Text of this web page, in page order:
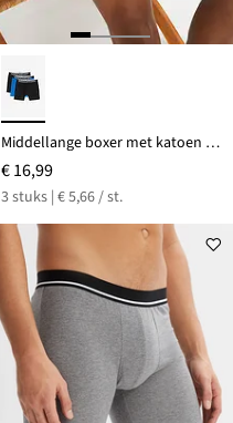
Middellange boxer met katoen (set van 3)
€ 16,99
3 stuks | € 5,66 / st.